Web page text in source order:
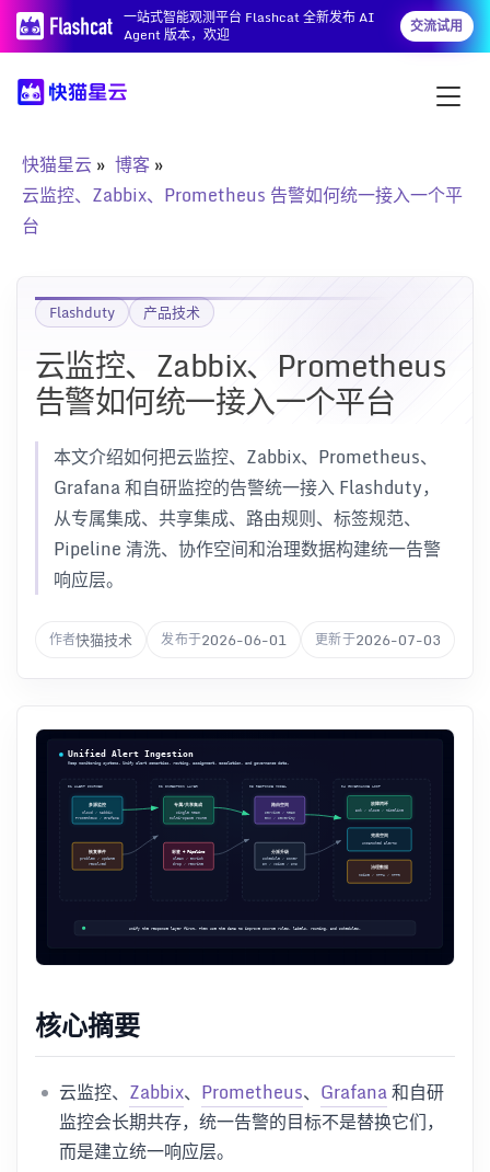
一站式智能观测平台 Flashcat 全新发布 AI
Agent 版本，欢迎
交流试用
快猫星云
博客
云监控、Zabbix、Prometheus 告警如何统一接入一个平
台
Flashduty 产品技术
云监控、Zabbix、Prometheus
告警如何统一接入一个平台
本文介绍如何把云监控、Zabbix、Prometheus、
Grafana 和自研监控的告警统一接入 Flashduty，
从专属集成、共享集成、路由规则、标签规范、
Pipeline 清洗、协作空间和治理数据构建统一告警
响应层。
作者快猫技术 发布于2026-06-01 更新于2026-07-03
核心摘要
云监控、 Zabbix、 Prometheus、 Grafana和自研
监控会长期共存，统一告警的目标不是替换它们，
而是建立统一响应层。